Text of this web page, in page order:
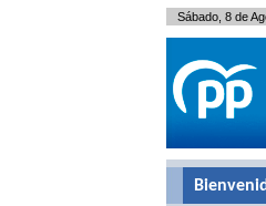
Sábado, 8 de